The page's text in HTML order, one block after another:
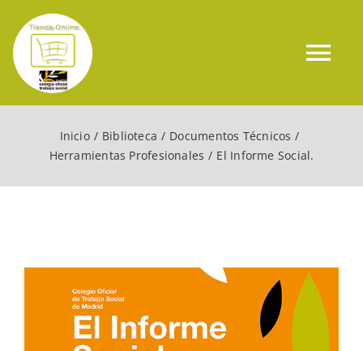
contenido
Mi cuenta
WooCommerce Cart
Inicio Biblioteca
Documentos Técnicos
Herramientas Profesionales
El Informe Social.